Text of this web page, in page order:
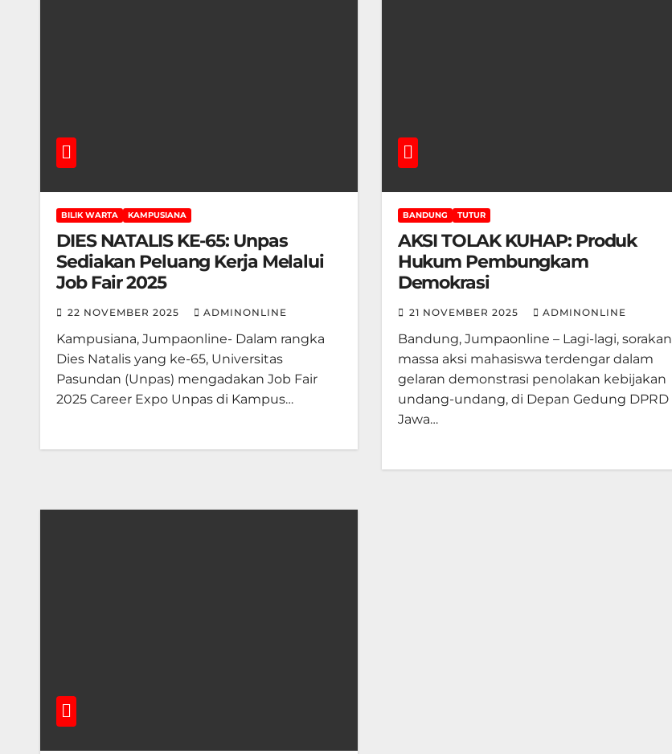
BILIK WARTA KAMPUSIANA
DIES NATALIS KE-65: Unpas
Sediakan Peluang Kerja Melalui
Job Fair 2025
22 NOVEMBER 2025 ADMINONLINE
Kampusiana, Jumpaonline- Dalam rangka
Dies Natalis yang ke-65, Universitas
Pasundan (Unpas) mengadakan Job Fair
2025 Career Expo Unpas di Kampus…
BANDUNG TUTUR
AKSI TOLAK KUHAP: Produk
Hukum Pembungkam
Demokrasi
21 NOVEMBER 2025 ADMINONLINE
Bandung, Jumpaonline – Lagi-lagi, sorakan
massa aksi mahasiswa terdengar dalam
gelaran demonstrasi penolakan kebijakan
undang-undang, di Depan Gedung DPRD
Jawa…